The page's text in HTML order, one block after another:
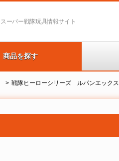
スーパー戦隊玩具情報サイト
商品を探す
戦隊ヒーローシリーズ ルパンエックス